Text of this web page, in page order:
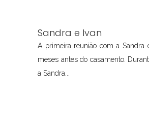
Sandra e Ivan
A primeira reunião com a Sandra
meses antes do casamento.
a Sandra...